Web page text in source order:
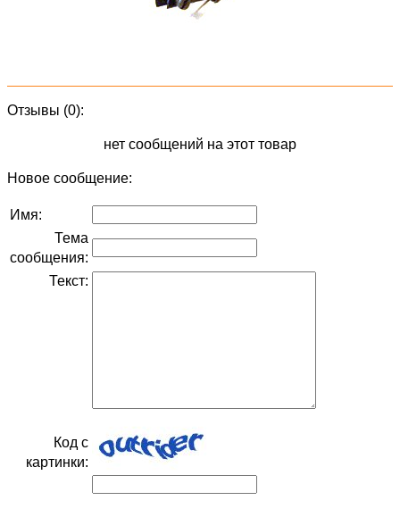
Отзывы (0):
нет сообщений на этот товар
Новое сообщение:
Имя:
Тема
сообщения:
Текст:
Код с
картинки: